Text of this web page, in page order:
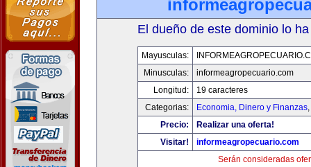
El dueño de este dominio lo
Mayusculas:
Minusculas:
informeagropecuario.com
Longitud:
19 caracteres
Categorias:
Economia, Dinero y Finanzas,
Precio:
Realizar una oferta!
Visitar!
informeagropecuario.com
Serán consideradas